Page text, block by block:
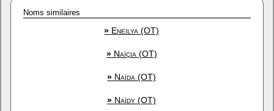
Noms similaires
» Eneilya (OT)
»Naïçia (OT)
» Naïda (OT)
» Naïdy (OT)